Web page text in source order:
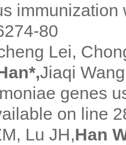
80
Lei,
Jiaqi
genes
on line
Lu JH,Han